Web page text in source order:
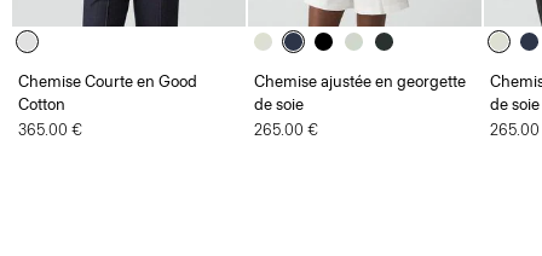
Chemise Courte en Good
Cotton
365.00 €
Chemise ajustée en georgette
de soie
265.00 €
de soie